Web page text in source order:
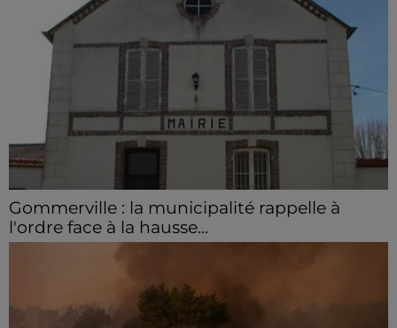
Gommerville : la municipalité rappelle à
l'ordre face à la hausse...
Incrustation de déchets, déjections sur les sites
hausse des incivilités, la mairie de Gommerville
hausse...